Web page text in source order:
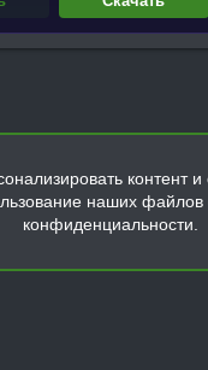
контент и
наших
конфиденциальности.